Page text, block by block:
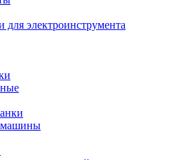
электроинструмента